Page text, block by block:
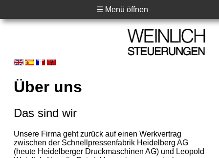
☰ Menü öffnen
Über uns
Das sind wir
Unsere Firma geht zurück auf einen Werkvertrag
zwischen der Schnellpressenfabrik Heidelberg AG
(heute Heidelberger Druckmaschinen AG) und Leopold